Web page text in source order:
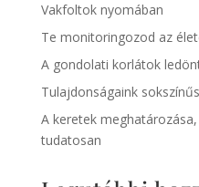
Vakfoltok nyomában
Te monitoringozod az
A gondolati korlátok
Tulajdonságaink
A keretek
tudatosan